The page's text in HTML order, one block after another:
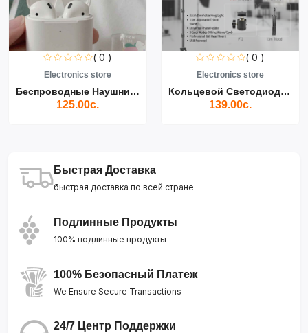
( 0 )
Electronics store
Беспроводные Наушники Air...
125.00с.
( 0 )
Electronics store
Кольцевой Светодиодный Св...
139.00с.
Быстрая Доставка
быстрая доставка по всей стране
Подлинные Продукты
100% подлинные продукты
100% Безопасный Платеж
We Ensure Secure Transactions
24/7 Центр Поддержки